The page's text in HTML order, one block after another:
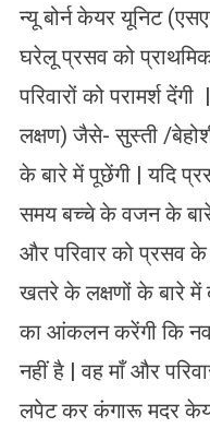
न्यू बोर्न केयर यूनिट
घरेलू प्रसव को
परिवारों को परामर्श
लक्षण) जैसे- सुस्ती /
के बारे में पूछेंगी | यदि
समय बच्चे के वजन के बारे
और परिवार को प्रसव के
खतरे के लक्षणों के बारे में
का आंकलन करेंगी कि
नहीं है | वह माँ और
लपेट कर कंगारू मदर